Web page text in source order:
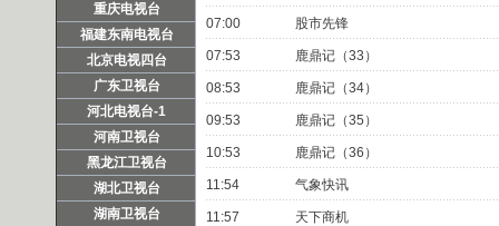
重庆电视台
福建东南电视台
北京电视四台
广东卫视台
河北电视台-1
河南卫视台
黑龙江卫视台
湖北卫视台
湖南卫视台
07:00 股市先锋
07:53 鹿鼎记（33）
08:53 鹿鼎记（34）
09:53 鹿鼎记（35）
10:53 鹿鼎记（36）
11:54 气象快讯
11:57 天下商机